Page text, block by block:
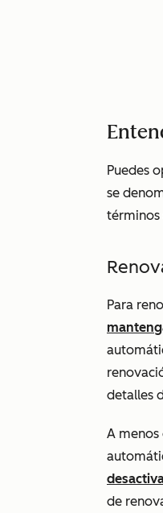
Puedes
se
términos
Para
detalles
A menos
de